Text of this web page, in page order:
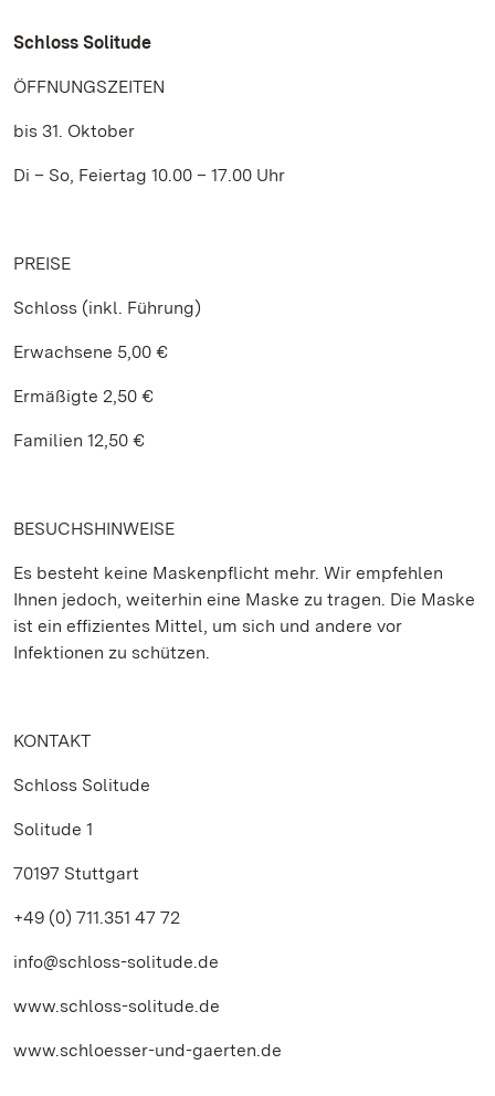
Schloss Solitude
ÖFFNUNGSZEITEN
bis 31. Oktober
Di – So, Feiertag 10.00 – 17.00 Uhr
PREISE
Schloss (inkl. Führung)
Erwachsene 5,00 €
Ermäßigte 2,50 €
Familien 12,50 €
BESUCHSHINWEISE
Es besteht keine Maskenpflicht mehr. Wir empfehlen
Ihnen jedoch, weiterhin eine Maske zu tragen. Die Maske
ist ein effizientes Mittel, um sich und andere vor
Infektionen zu schützen.
KONTAKT
Schloss Solitude
Solitude 1
70197 Stuttgart
+49 (0) 711.351 47 72
info@schloss-solitude.de
www.schloss-solitude.de
www.schloesser-und-gaerten.de